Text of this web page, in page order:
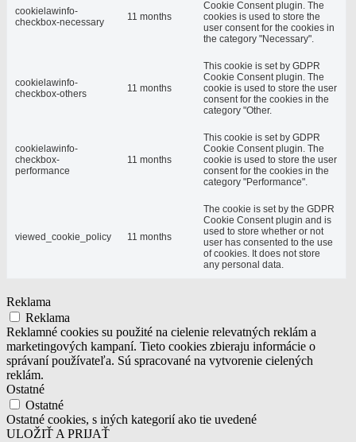
cookielawinfo-
checkbox-necessary
11 months
Cookie Consent plugin. The
cookies is used to store the
user consent for the cookies in
the category "Necessary".
cookielawinfo-
checkbox-others
11 months
This cookie is set by GDPR
Cookie Consent plugin. The
cookie is used to store the user
consent for the cookies in the
category "Other.
cookielawinfo-
checkbox-
performance
11 months
This cookie is set by GDPR
Cookie Consent plugin. The
cookie is used to store the user
consent for the cookies in the
category "Performance".
viewed_cookie_policy 11 months
The cookie is set by the GDPR
Cookie Consent plugin and is
used to store whether or not
user has consented to the use
of cookies. It does not store
any personal data.
Reklama
Reklama
Reklamné cookies su použité na cielenie relevatných reklám a
marketingových kampaní. Tieto cookies zbieraju informácie o
správaní používateľa. Sú spracované na vytvorenie cielených
reklám.
Ostatné
Ostatné
Ostatné cookies, s iných kategorií ako tie uvedené
ULOŽIŤ A PRIJAŤ